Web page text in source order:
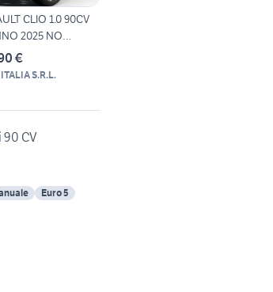
CLIO 1.0 90CV
2025 NO
€
S.R.L.
90 CV
Euro 5